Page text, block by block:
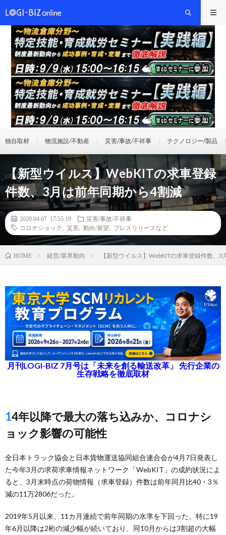
独自取材 物流施設/不動産 災害/事故/不祥事 テクノロジー/製品
【新型ウイルス】WebKITの求車登録
件数、3月は前年同期から4割減
2020.04.07 17:55:19
災害/事故/不祥事
コロナショック
災害 動向/展望 プレスリリースなど
HOME 経営/業界動向 【新型ウイルス】WebKITの求車登録件数、
月刊LOGI-BIZ 7月号は「未来を創る輸送改革」 先行企業の
生存戦略を徹底取材
14年以降で最大の落ち込みか、コロナシ
ョック影響の可能性
全日本トラック協会と日本貨物運送協同組合連合会が4月7日発表し
た今年3月の求荷求車情報ネットワーク「WebKIT」の成約状況によ
ると、3月末時点の荷物情報（求車登録）件数は前年同月比40・3％
減の11万2806だった。
2019年5月以来、11カ月連続で前年同期の水準を下回った。特に19
年6月以降は2桁の減少幅が続いており、同10月からは3割超の大幅